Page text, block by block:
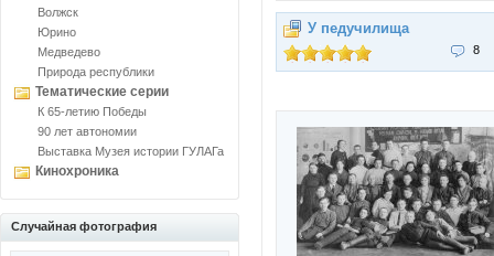
Волжск
Юрино
Медведево
Природа республики
Тематические серии
К 65-летию Победы
90 лет автономии
Выставка Музея истории ГУЛАГа
Кинохроника
Случайная фотография
У педучилища
8